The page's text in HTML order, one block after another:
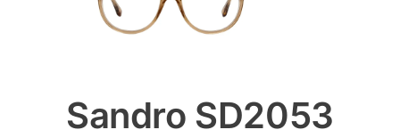
Sandro SD2053